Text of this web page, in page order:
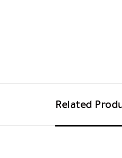
Related